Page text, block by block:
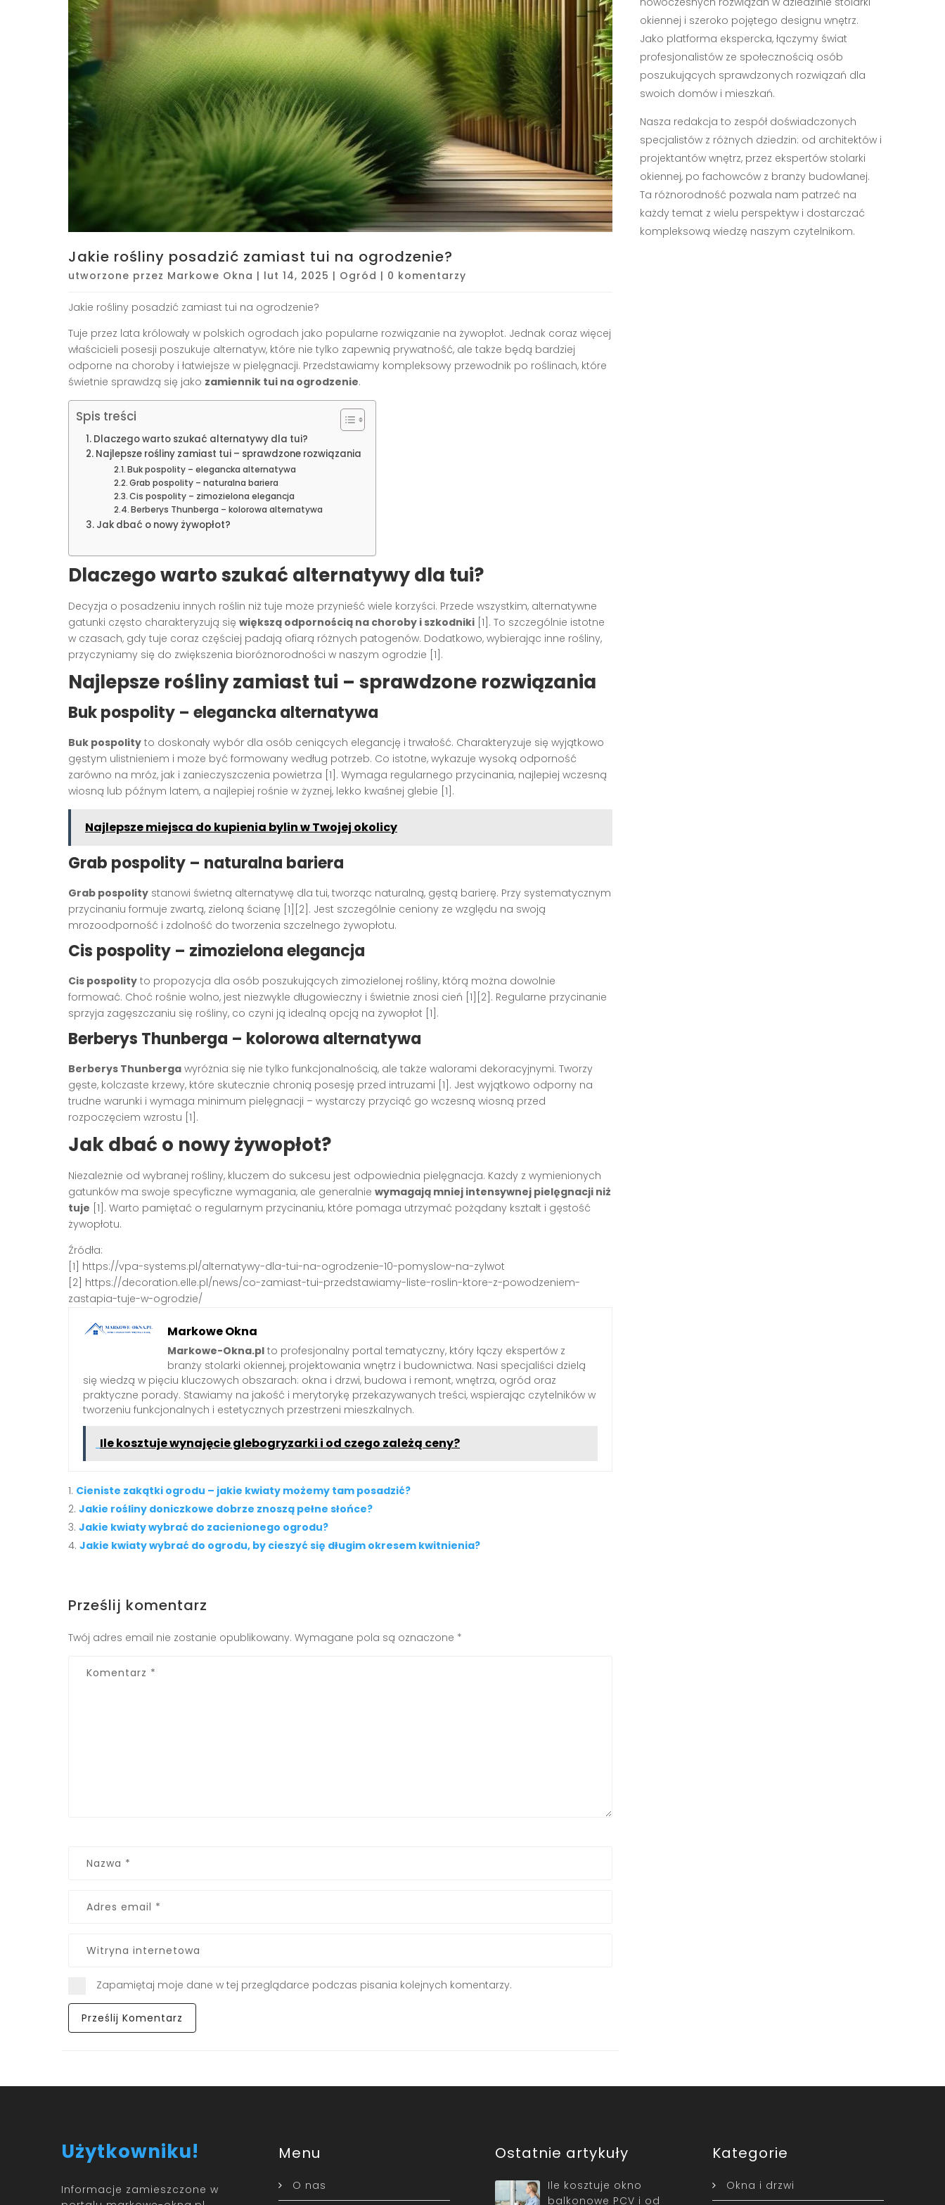
Jakie rośliny posadzić zamiast tui na ogrodzenie?
utworzone przez Markowe Okna | lut 14, 2025 | Ogród | 0 komentarzy
Jakie rośliny posadzić zamiast tui na ogrodzenie?
Tuje przez lata królowały w polskich ogrodach jako popularne rozwiązanie na żywopłot. Jednak coraz więcej
właścicieli posesji poszukuje alternatyw, które nie tylko zapewnią prywatność, ale także będą bardziej
odporne na choroby i łatwiejsze w pielęgnacji. Przedstawiamy kompleksowy przewodnik po roślinach, które
świetnie sprawdzą się jako zamiennik tui na ogrodzenie.
Spis treści
Dlaczego warto szukać alternatywy dla tui?
Najlepsze rośliny zamiast tui – sprawdzone rozwiązania
Buk pospolity – elegancka alternatywa
Grab pospolity – naturalna bariera
Cis pospolity – zimozielona elegancja
Berberys Thunberga – kolorowa alternatywa
Jak dbać o nowy żywopłot?
Dlaczego warto szukać alternatywy dla tui?
Decyzja o posadzeniu innych roślin niż tuje może przynieść wiele korzyści. Przede wszystkim, alternatywne
gatunki często charakteryzują się większą odpornością na choroby i szkodniki [1]. To szczególnie istotne
w czasach, gdy tuje coraz częściej padają ofiarą różnych patogenów. Dodatkowo, wybierając inne rośliny,
przyczyniamy się do zwiększenia bioróżnorodności w naszym ogrodzie [1].
Najlepsze rośliny zamiast tui – sprawdzone rozwiązania
Buk pospolity – elegancka alternatywa
Buk pospolity to doskonały wybór dla osób ceniących elegancję i trwałość. Charakteryzuje się wyjątkowo
gęstym ulistnieniem i może być formowany według potrzeb. Co istotne, wykazuje wysoką odporność
zarówno na mróz, jak i zanieczyszczenia powietrza [1]. Wymaga regularnego przycinania, najlepiej wczesną
wiosną lub późnym latem, a najlepiej rośnie w żyznej, lekko kwaśnej glebie [1].
Najlepsze miejsca do kupienia bylin w Twojej okolicy
Grab pospolity – naturalna bariera
Grab pospolity stanowi świetną alternatywę dla tui, tworząc naturalną, gęstą barierę. Przy systematycznym
przycinaniu formuje zwartą, zieloną ścianę [1][2]. Jest szczególnie ceniony ze względu na swoją
mrozoodporność i zdolność do tworzenia szczelnego żywopłotu.
Cis pospolity – zimozielona elegancja
Cis pospolity to propozycja dla osób poszukujących zimozielonej rośliny, którą można dowolnie
formować. Choć rośnie wolno, jest niezwykle długowieczny i świetnie znosi cień [1][2]. Regularne przycinanie
sprzyja zagęszczaniu się rośliny, co czyni ją idealną opcją na żywopłot [1].
Berberys Thunberga – kolorowa alternatywa
Berberys Thunberga wyróżnia się nie tylko funkcjonalnością, ale także walorami dekoracyjnymi. Tworzy
gęste, kolczaste krzewy, które skutecznie chronią posesję przed intruzami [1]. Jest wyjątkowo odporny na
trudne warunki i wymaga minimum pielęgnacji – wystarczy przyciąć go wczesną wiosną przed
rozpoczęciem wzrostu [1].
Jak dbać o nowy żywopłot?
Niezależnie od wybranej rośliny, kluczem do sukcesu jest odpowiednia pielęgnacja. Każdy z wymienionych
gatunków ma swoje specyficzne wymagania, ale generalnie wymagają mniej intensywnej pielęgnacji niż
tuje [1]. Warto pamiętać o regularnym przycinaniu, które pomaga utrzymać pożądany kształt i gęstość
żywopłotu.
Źródła:
[1] https://vpa-systems.pl/alternatywy-dla-tui-na-ogrodzenie-10-pomyslow-na-zylwot
[2] https://decoration.elle.pl/news/co-zamiast-tui-przedstawiamy-liste-roslin-ktore-z-powodzeniem-
zastapia-tuje-w-ogrodzie/
Markowe Okna
Markowe-Okna.pl to profesjonalny portal tematyczny, który łączy ekspertów z
branży stolarki okiennej, projektowania wnętrz i budownictwa. Nasi specjaliści dzielą
się wiedzą w pięciu kluczowych obszarach: okna i drzwi, budowa i remont, wnętrza, ogród oraz
praktyczne porady. Stawiamy na jakość i merytorykę przekazywanych treści, wspierając czytelników w
tworzeniu funkcjonalnych i estetycznych przestrzeni mieszkalnych.
Ile kosztuje wynajęcie glebogryzarki i od czego zależą ceny?
Cieniste zakątki ogrodu – jakie kwiaty możemy tam posadzić?
Jakie rośliny doniczkowe dobrze znoszą pełne słońce?
Jakie kwiaty wybrać do zacienionego ogrodu?
Jakie kwiaty wybrać do ogrodu, by cieszyć się długim okresem kwitnienia?
Prześlij komentarz
Twój adres email nie zostanie opublikowany. Wymagane pola są oznaczone *
Zapamiętaj moje dane w tej przeglądarce podczas pisania kolejnych komentarzy.
okiennej i szeroko pojętego designu wnętrz.
Jako platforma ekspercka, łączymy świat
profesjonalistów ze społecznością osób
poszukujących sprawdzonych rozwiązań dla
swoich domów i mieszkań.
Nasza redakcja to zespół doświadczonych
specjalistów z różnych dziedzin: od architektów i
projektantów wnętrz, przez ekspertów stolarki
okiennej, po fachowców z branży budowlanej.
Ta różnorodność pozwala nam patrzeć na
każdy temat z wielu perspektyw i dostarczać
kompleksową wiedzę naszym czytelnikom.
Użytkowniku!
Informacje zamieszczone w
Menu
O nas
Ostatnie artykuły
Ile kosztuje okno
balkonowe PCV i od
Kategorie
Okna i drzwi